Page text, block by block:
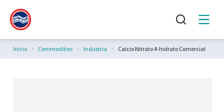
Estás aquí:
Inicio Commodities Industria Calcio Nitrato 4-hidrato Comercial